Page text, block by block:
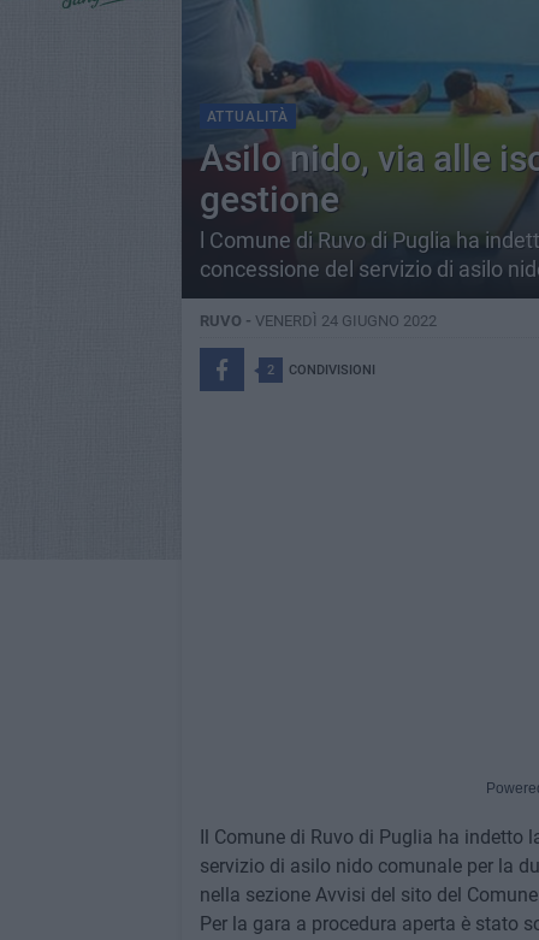
ATTUALITÀ
Asilo nido, via alle
gestione
l Comune di Ruvo di Puglia ha
concessione del servizio di asilo
RUVO - VENERDÌ 24 GIUGNO 2022
2 CONDIVISIONI
Il Comune di Ruvo di Puglia ha indetto
servizio di asilo nido comunale per la
nella sezione Avvisi del sito del
Per la gara a procedura aperta è stato